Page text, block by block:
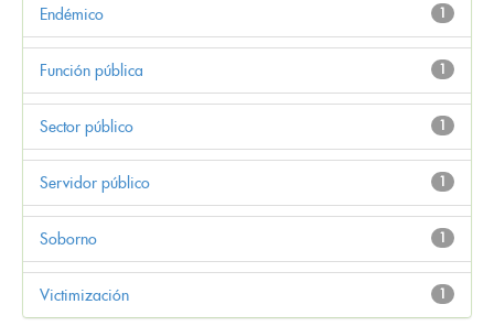
1
Endémico
1
Función pública
1
Sector público
1
Servidor público
1
Soborno
1
Victimización